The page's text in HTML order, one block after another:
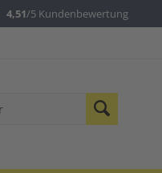
4,51/5 Kundenbewertung